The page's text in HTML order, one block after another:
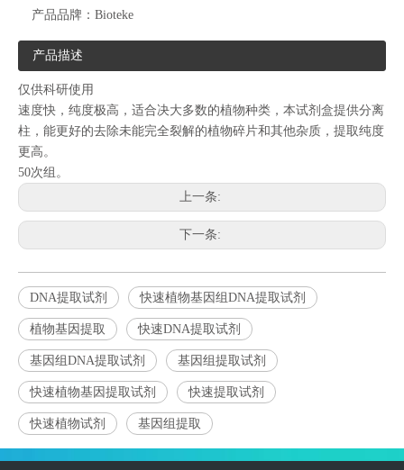
产品品牌： Bioteke
产品描述
仅供科研使用
速度快，纯度极高，适合决大多数的植物种类，本试剂盒提供分离
柱，能更好的去除未能完全裂解的植物碎片和其他杂质，提取纯度
更高。
50次组。
上一条:
下一条:
DNA提取试剂 快速植物基因组DNA提取试剂
植物基因提取 快速DNA提取试剂
基因组DNA提取试剂 基因组提取试剂
快速植物基因提取试剂 快速提取试剂
快速植物试剂 基因组提取